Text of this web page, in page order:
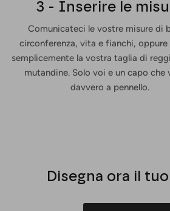
3 - Inserire le
Comunicateci le vostre misure di
circonferenza, vita e fianchi, oppure
semplicemente la vostra taglia di
mutandine. Solo voi e un capo che
davvero a pennello.
Disegna ora il